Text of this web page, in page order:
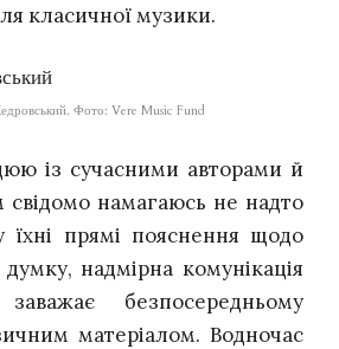
класичної музики.
Фото: Vere Music Fund
із сучасними авторами й
свідомо намагаюсь не надто
їхні прямі пояснення щодо
надмірна комунікація
безпосередньому
матеріалом. Водночас